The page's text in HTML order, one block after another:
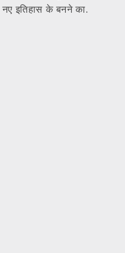
नए इतिहास के बनने का.